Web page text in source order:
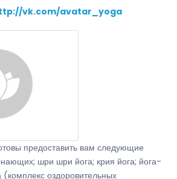
vk.com/avatar_yoga
предоставить вам следующие
шри шри йога; крия йога; йога-
(комплекс оздоровительных